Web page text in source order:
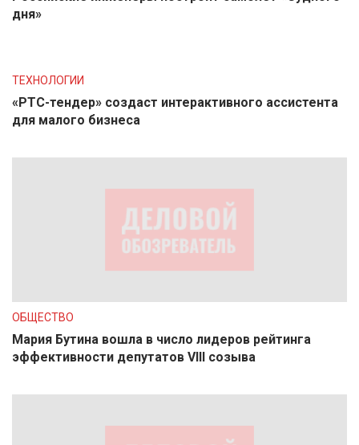
дня»
ТЕХНОЛОГИИ
«РТС-тендер» создаст интерактивного ассистента
для малого бизнеса
ОБЩЕСТВО
Мария Бутина вошла в число лидеров рейтинга
эффективности депутатов VIII созыва